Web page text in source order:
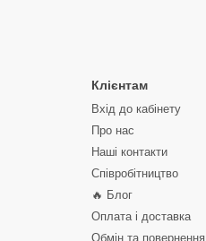
Клієнтам
Вхід до кабінету
Про нас
Наші контакти
Співробітництво
🔥 Блог
Оплата і доставка
Обмін та повернення